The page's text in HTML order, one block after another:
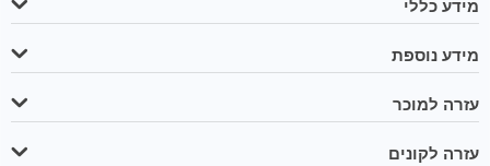
מידע כללי
מידע נוספת
עזרה למוכר
עזרה לקונים